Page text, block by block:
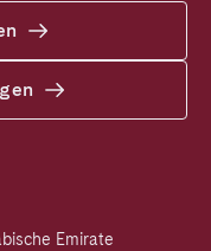
Emirate